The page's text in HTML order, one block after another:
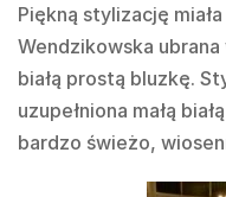
Piękną stylizację
Wendzikowska
białą prostą bluzkę.
uzupełniona małą
bardzo świeżo,